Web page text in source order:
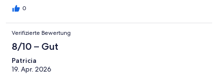
0
Verifizierte Bewertung
8/10 – Gut
Patricia
19. Apr. 2026